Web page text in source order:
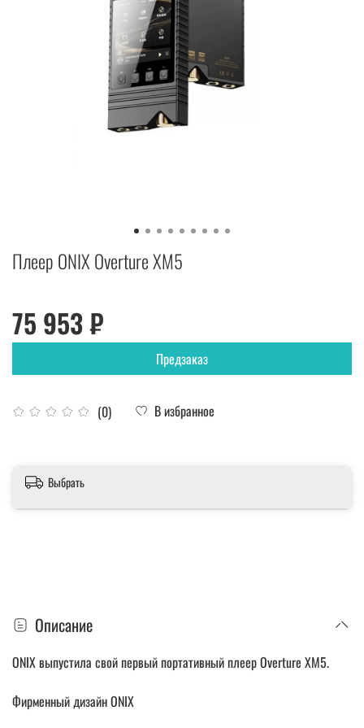
Плеер ONIX Overture XM5
(0) В избранное
75 953 ₽
Предзаказ
Выбрать
Описание
ONIX выпустила свой первый портативный плеер Overture XM5.
Фирменный дизайн ONIX